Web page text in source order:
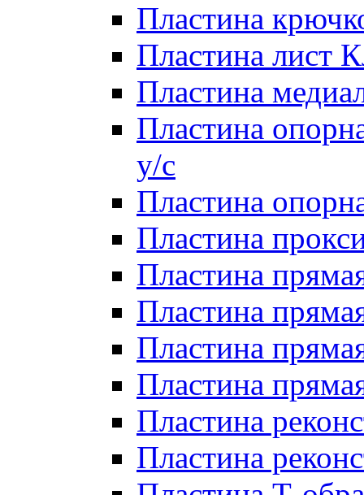
Пластина
Пластина лист
Пластина
Пластина
у/с
Пластина
Пластина
Пластина
Пластина
Пластина
Пластина
Пластина
Пластина